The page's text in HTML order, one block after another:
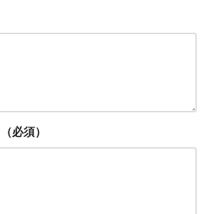
（必須）